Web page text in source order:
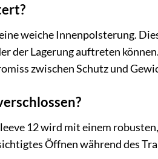
weiche Innenpolsterung.
der Lagerung auftreten
zwischen Schutz und
12 wird mit einem
Öffnen während des